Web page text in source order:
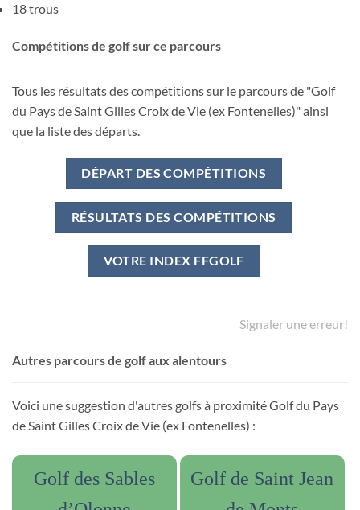
18 trous
Compétitions de golf sur ce parcours
Tous les résultats des compétitions sur le parcours de "Golf
du Pays de Saint Gilles Croix de Vie (ex Fontenelles)" ainsi
que la liste des départs.
DÉPART DES COMPÉTITIONS
RÉSULTATS DES COMPÉTITIONS
VOTRE INDEX FFGOLF
Signaler une erreur!
Autres parcours de golf aux alentours
Voici une suggestion d'autres golfs à proximité Golf du Pays
de Saint Gilles Croix de Vie (ex Fontenelles) :
Golf des Sables
Golf de Saint Jean